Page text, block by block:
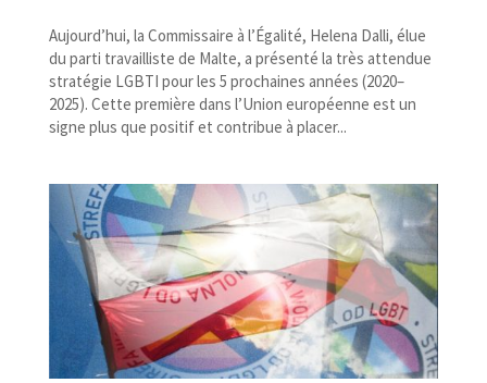
Aujourd’hui, la Commissaire à l’Égalité, Helena Dalli, élue
du parti travailliste de Malte, a présenté la très attendue
stratégie LGBTI pour les 5 prochaines années (2020–
2025). Cette première dans l’Union européenne est un
signe plus que positif et contribue à placer...